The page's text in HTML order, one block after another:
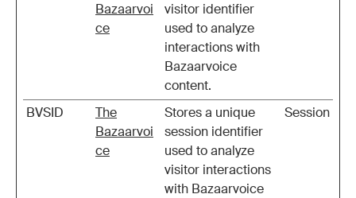
Bazaarvoi
ce
visitor identifier
used to analyze
interactions with
Bazaarvoice
content.
BVSID
The
Bazaarvoi
ce
Stores a unique
session identifier
used to analyze
visitor interactions
with Bazaarvoice
Session